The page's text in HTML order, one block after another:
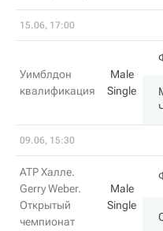
15.06, 17:00
Уимблдон
квалификация
Male
Single
09.06, 15:30
ATP Халле.
Gerry Weber.
Открытый
чемпионат
Male
Single